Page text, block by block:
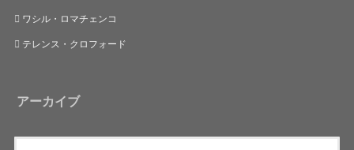
ワシル・ロマチェンコ
テレンス・クロフォード
アーカイブ